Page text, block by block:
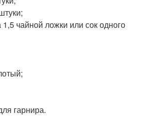
чайной ложки или сок одного
гарнира.